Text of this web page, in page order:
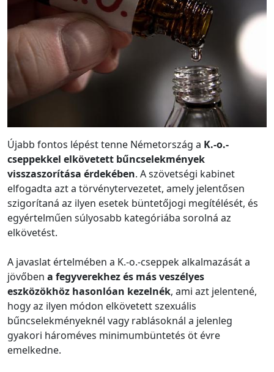
Újabb fontos lépést tenne Németország a K.-o.-
cseppekkel elkövetett bűncselekmények
visszaszorítása érdekében. A szövetségi kabinet
elfogadta azt a törvénytervezetet, amely jelentősen
szigorítaná az ilyen esetek büntetőjogi megítélését, és
egyértelműen súlyosabb kategóriába sorolná az
elkövetést.
A javaslat értelmében a K.-o.-cseppek alkalmazását a
jövőben a fegyverekhez és más veszélyes
eszközökhöz hasonlóan kezelnék, ami azt jelentené,
hogy az ilyen módon elkövetett szexuális
bűncselekményeknél vagy rablásoknál a jelenleg
gyakori hároméves minimumbüntetés öt évre
emelkedne.